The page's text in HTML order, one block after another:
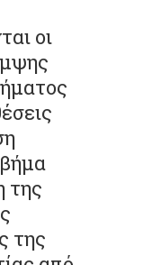
οι
της
της